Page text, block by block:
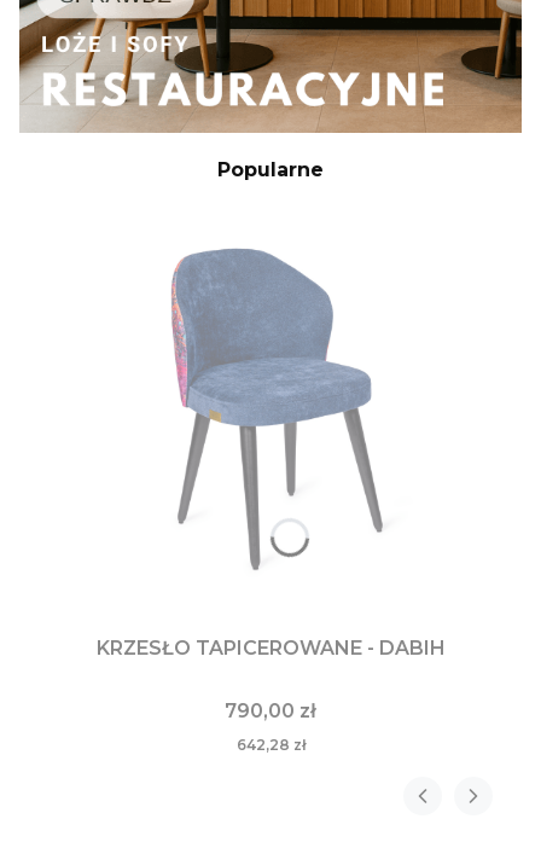
Popularne
KRZESŁO TAPICEROWANE - DABIH
790,00 zł
642,28 zł